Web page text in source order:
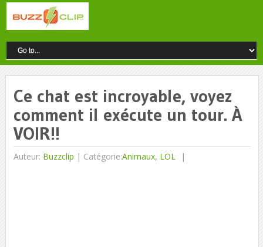
Ce chat est incroyable, voyez
comment il exécute un tour. À
VOIR!!
Auteur: Buzzclip | Catégorie:Animaux, LOL